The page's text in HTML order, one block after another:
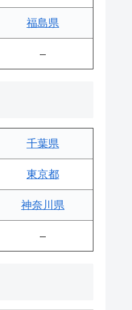
福島県
–
千葉県
東京都
神奈川県
–